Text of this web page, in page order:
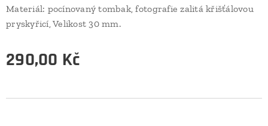
Materiál: pocínovaný tombak, fotografie zalitá křišťálovou
pryskyřicí, Velikost 30 mm.
290,00 Kč